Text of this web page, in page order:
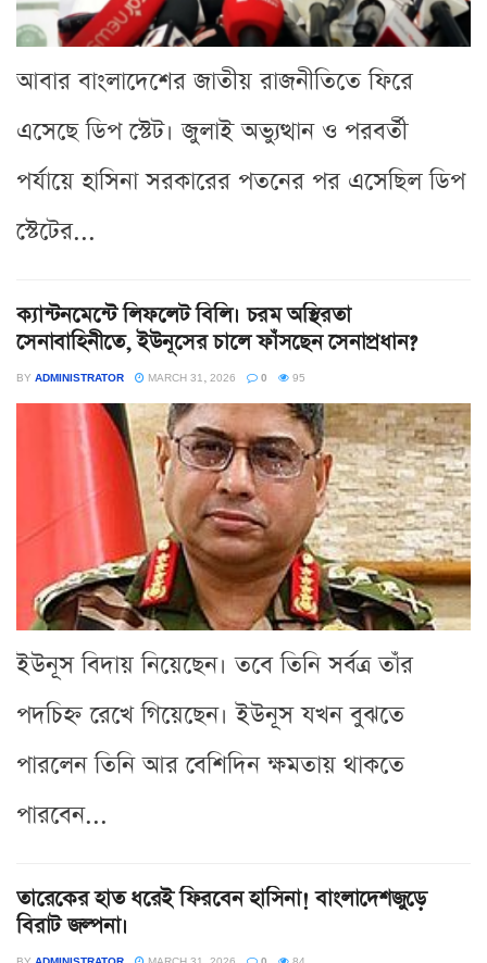
আবার বাংলাদেশের জাতীয় রাজনীতিতে ফিরে
এসেছে ডিপ স্টেট। জুলাই অভ্যুত্থান ও পরবর্তী
পর্যায়ে হাসিনা সরকারের পতনের পর এসেছিল ডিপ
স্টেটের...
ক্যান্টনমেন্টে লিফলেট বিলি। চরম অস্থিরতা
সেনাবাহিনীতে, ইউনূসের চালে ফাঁসছেন সেনাপ্রধান?
BY ADMINISTRATOR MARCH 31, 2026 0 95
ইউনূস বিদায় নিয়েছেন। তবে তিনি সর্বত্র তাঁর
পদচিহ্ন রেখে গিয়েছেন। ইউনূস যখন বুঝতে
পারলেন তিনি আর বেশিদিন ক্ষমতায় থাকতে
পারবেন...
তারেকের হাত ধরেই ফিরবেন হাসিনা! বাংলাদেশজুড়ে
বিরাট জল্পনা।